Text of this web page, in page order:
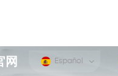
网 Español